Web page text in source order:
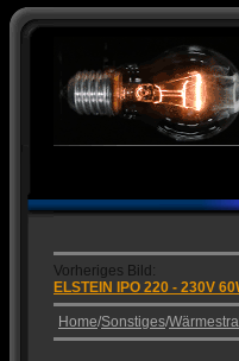
Vorheriges Bild:
ELSTEIN IPO 220 - 230V
Home/Sonstiges/